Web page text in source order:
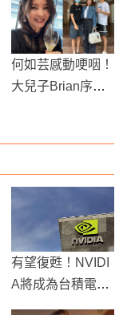
何如芸感動哽咽！
大兒子Brian序言
有望復甦！NVIDI
A將成為台積電